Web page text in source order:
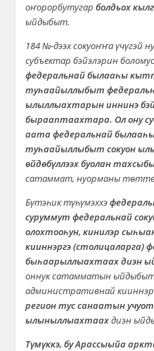
оҥорорбутугар болдьох
ыйдыбыт.
184 №-дээх сокуоҥҥа үчүгэй
субъектар бэйэлэрин
федеральнай былааһы
туһаайыллыбыт
ылыллыахтарын иннинэ
бырааптаахтара. Ол ону
аата федеральнай
туһаайыллыбыт сокуон
өйдөбүллээх буолан
сатаммат, нуорманы
Бүтэһик түһүмэххэ
суруммут федеральнай
олохтооһун, кинилэр
кииннэргэ (столицаларга)
быһаарыллыахтаах диэн
оннук сатамматын
административнай
регион тус санаатын
ылыныллыахтаахдиэн
Түмүккэ, бу Арассыыйа